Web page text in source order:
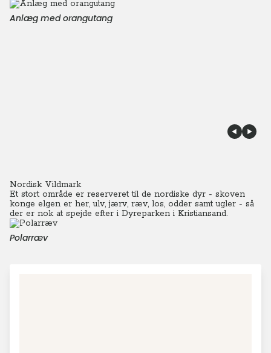
Anlæg med orangutang
Nordisk Vildmark
Et stort område er reserveret til de nordiske dyr - skoven
konge elgen er her, ulv, jærv, ræv, los, odder samt ugler - så
der er nok at spejde efter i Dyreparken i Kristiansand.
Polarræv